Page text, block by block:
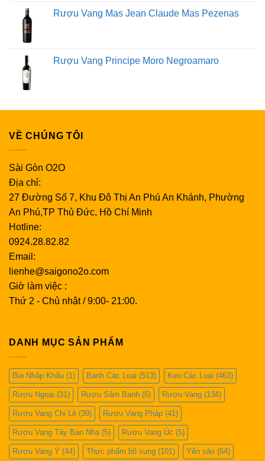
Rượu Vang Mas Jean Claude Mas Pezenas
Rượu Vang Principe Moro Negroamaro
VỀ CHÚNG TÔI
Sài Gòn O2O
Địa chỉ:
27 Đường Số 7, Khu Đô Thị An Phú An Khánh, Phường
An Phú,TP Thủ Đức, Hồ Chí Minh
Hotline:
0924.28.82.82
Email:
lienhe@saigono2o.com
Giờ làm việc :
Thứ 2 - Chủ nhật / 9:00- 21:00.
DANH MỤC SẢN PHẨM
Bia Nhập Khẩu (1) Bánh Các Loại (513) Kẹo Các Loại (463)
Rượu Ngoại (31) Rượu Sâm Banh (6) Rượu Vang (134)
Rượu Vang Chi Lê (39) Rượu Vang Pháp (41)
Rượu Vang Tây Ban Nha (5) Rượu Vang Úc (5)
Rượu Vang Ý (44) Thực phẩm bổ sung (101) Yến sào (64)